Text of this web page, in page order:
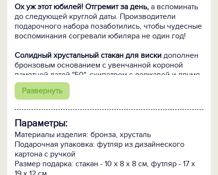
Ох уж этот юбилей! Отгремит за день, а вспоминать
до следующей круглой даты. Производители
подарочного набора позаботились, чтобы чудесные
воспоминания согревали юбиляра не один год!
Солидный хрустальный стакан для виски дополнен
бронзовым основанием с увенчанной короной
памятной датой "50", скипетром с державой и двумя
стилизованными орденами с надписями "За волю к
победе" и "За пользу и честь". Основание
Стакан помещен в футляр из дизайнерского
картона с атласным ложементом.
Кому подарить:Юбиляру любой профессии и
социального статуса, в качестве корпоративного
Развернуть
Параметры:
Материалы изделия: бронза, хрусталь
Подарочная упаковка: футляр из дизайнеского
картона с ручкой
Размер подарка: стакан - 10 х 8 х 8 см, футляр - 17 х